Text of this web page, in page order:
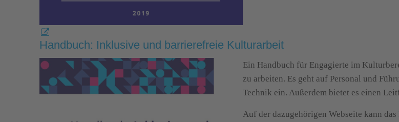
Handbuch: Inklusive und barrierefreie Kulturarbeit
Ein Handbuch für Engagierte im
zu arbeiten. Es geht auf Personal und
Technik ein. Außerdem bietet es einen
Auf der dazugehörigen Webseite kann